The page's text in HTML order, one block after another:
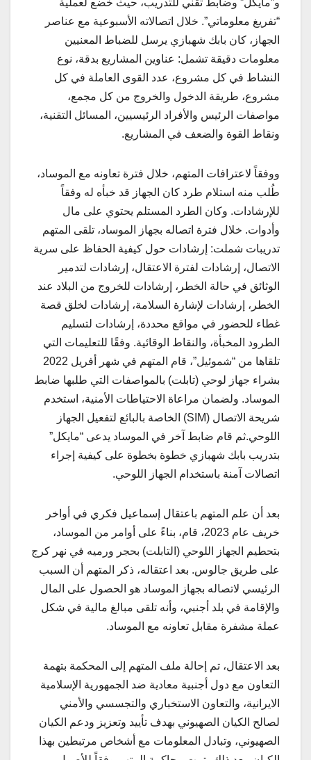
و”مايكل” وضابط تقني للتدريب، حيث خضع لعملية
“تفريغ معلوماتي”. خلال اتصالاته الأسبوعية مع عناصر
الجهاز، كان بابك شهبازي يرسل للضباط المعنيين
معلومات دقيقة تشمل: عناوين المشاريع بدقة، نوع
النشاط في كل مشروع، عدد القوى العاملة في كل
مشروع، طريقة الدخول والخروج من كل مجمع،
مواصفات الرئيس والأفراد الرئيسيين، المسائل التقنية،
ونقاط القوة والضعف في المشاريع.
ووفقاً لاعترافات المتهم، خلال فترة تعاونه مع الموساد،
طُلب منه استلام طرد كان الجهاز قد خبأه له وفقاً
للإرشادات. وكان الطرد المستلم يحتوي على مال
وأدوات. خلال فترة اتصاله بجهاز الموساد، تلقى المتهم
تدريبات شملت: إرشادات حول كيفية الحفاظ على سرية
الاتصال، إرشادات لفترة الاعتقال، إرشادات لتدمير
الوثائق في حالة الخطر، إرشادات للخروج من البلاد عند
الخطر، إرشادات لإشارة السلامة، إرشادات لخلق قصة
غطاء للحضور في مواقع محددة، إرشادات لتسليم
الطرود المخبأة، والنقاط الوقائية. وفقًا للتعليمات التي
تلقاها من “شموئيل”، قام المتهم في شهر أفريل 2022
بشراء جهاز لوحي (تابلت) بالمواصفات التي طلبها ضابط
الموساد. ولضمان مراعاة الاحتياطات الأمنية، استخدم
شريحة الاتصال (SIM) الخاصة بالبائع لتفعيل الجهاز
اللوحي.ثم قام ضابط آخر في الموساد يدعى “مايكل”
بتدريب بابك شهبازي خطوة بخطوة على كيفية إجراء
اتصالات آمنة باستخدام الجهاز اللوحي.
بعد أن علم المتهم باعتقال إسماعيل فكري في أواخر
خريف عام 2023، قام، بناءً على أوامر من الموساد،
بتحطيم الجهاز اللوحي (التابلت) بحجر ورميه في نهر كرج
على طريق جالوس. بعد اعتقاله، ذكر المتهم أن السبب
الرئيسي لاتصاله بجهاز الموساد هو الحصول على المال
والإقامة في بلد أجنبي، وأنه تلقى مبالغ مالية في شكل
عملة مشفرة مقابل تعاونه مع الموساد.
بعد الاعتقال، تم إحالة ملف المتهم إلى المحكمة بتهمة
التعاون مع دول أجنبية معادية ضد الجمهورية الإسلامية
الايرانية، والتعاون الاستخباري والتجسسي والأمني
لصالح الكيان الصهيوني بهدف تأييد وتعزيز ودعم الكيان
الصهيوني، وتبادل المعلومات مع أشخاص مرتبطين بهذا